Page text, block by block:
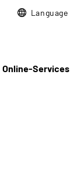
Language
Online-Services